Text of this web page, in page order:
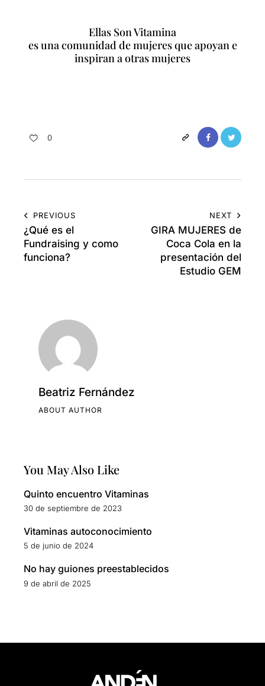
Ellas Son Vitamina
es una comunidad de mujeres que apoyan e
inspiran a otras mujeres
0
PREVIOUS
¿Qué es el
Fundraising y como
funciona?
NEXT
GIRA MUJERES de
Coca Cola en la
presentación del
Estudio GEM
Beatriz Fernández
ABOUT AUTHOR
You May Also Like
Quinto encuentro Vitaminas
30 de septiembre de 2023
Vitaminas autoconocimiento
5 de junio de 2024
No hay guiones preestablecidos
9 de abril de 2025